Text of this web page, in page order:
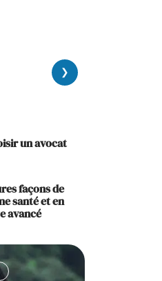
un avocat
façons de
santé et en
avancé